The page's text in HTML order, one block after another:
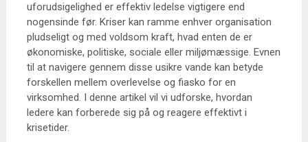
uforudsigelighed er effektiv ledelse vigtigere end
nogensinde før. Kriser kan ramme enhver organisation
pludseligt og med voldsom kraft, hvad enten de er
økonomiske, politiske, sociale eller miljømæssige. Evnen
til at navigere gennem disse usikre vande kan betyde
forskellen mellem overlevelse og fiasko for en
virksomhed. I denne artikel vil vi udforske, hvordan
ledere kan forberede sig på og reagere effektivt i
krisetider.